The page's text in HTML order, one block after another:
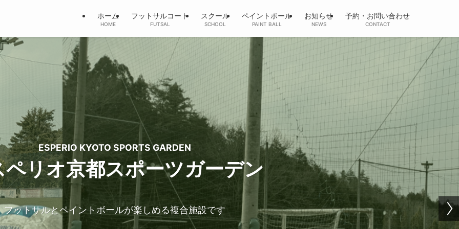
ホーム
HOME
フットサルコート
FUTSAL
スクール
SCHOOL
ペイントボール
PAINT BALL
お知らせ
NEWS
予約・お問い合わせ
CONTACT
ESPERIO KYOTO SPORTS GARDEN
ペリオ京都スポーツガーデン
フットサルとペイントボールが楽しめる複合施設です